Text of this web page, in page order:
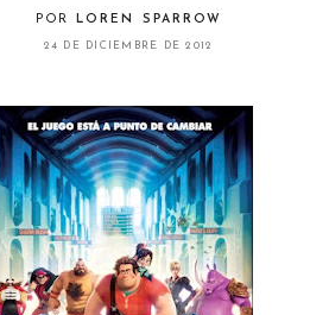
POR LOREN SPARROW
24 DE DICIEMBRE DE 2012